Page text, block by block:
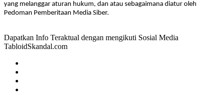
yang melanggar aturan hukum, dan atau sebagaimana diatur oleh
Pedoman Pemberitaan Media Siber.
Dapatkan Info Teraktual dengan mengikuti Sosial Media
TabloidSkandal.com